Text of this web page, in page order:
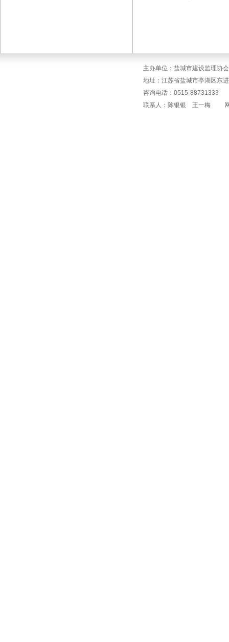
主办单位：盐城市建设监理协
地址：江苏省盐城市亭湖区东
咨询电话：0515-
联系人：陈银银 王一梅